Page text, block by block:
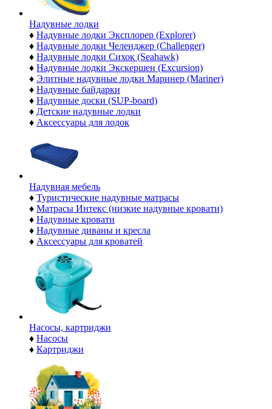
Надувные лодки
♦ Надувные лодки Эксплорер (Explorer)
♦ Надувные лодки Челенджер (Challenger)
♦ Надувные лодки Сихок (Seahawk)
♦ Надувные лодки Экскершен (Excursion)
♦ Элитные надувные лодки Маринер (Mariner)
♦ Надувные байдарки
♦ Надувные доски (SUP-board)
♦ Детские надувные лодки
♦ Аксессуары для лодок
Надувная мебель
♦ Туристические надувные матрасы
♦ Матрасы Интекс (низкие надувные кровати)
♦ Надувные кровати
♦ Надувные диваны и кресла
♦ Аксессуары для кроватей
Насосы, картриджи
♦ Насосы
♦ Картриджи